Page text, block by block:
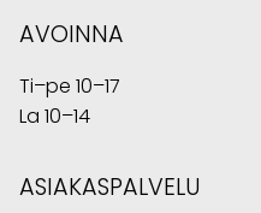
AVOINNA
Ti–pe 10–17
La 10–14
ASIAKASPALVELU